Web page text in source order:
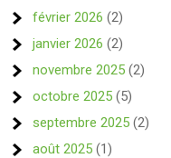
février 2026 (2)
janvier 2026 (2)
novembre 2025 (2)
octobre 2025 (5)
septembre 2025 (2)
août 2025 (1)